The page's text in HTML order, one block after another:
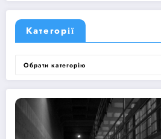
Категорії
Категорії